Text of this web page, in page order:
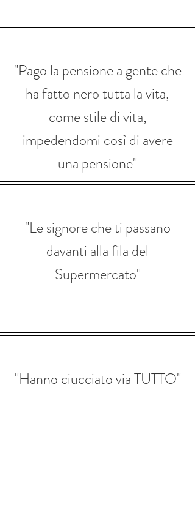
"Pago la pensione a gente che
ha fatto nero tutta la vita,
come stile di vita,
impedendomi così di avere
una pensione"
"Le signore che ti passano
davanti alla fila del
Supermercato"
"Hanno ciucciato via TUTTO"